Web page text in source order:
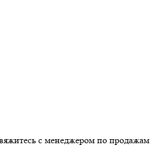
с менеджером по продажам.